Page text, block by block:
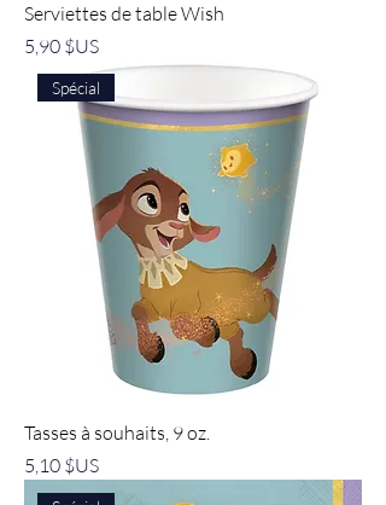
Serviettes de table Wish
Prix
5,90 $US
Spécial
Tasses à souhaits, 9 oz.
Prix
5,10 $US